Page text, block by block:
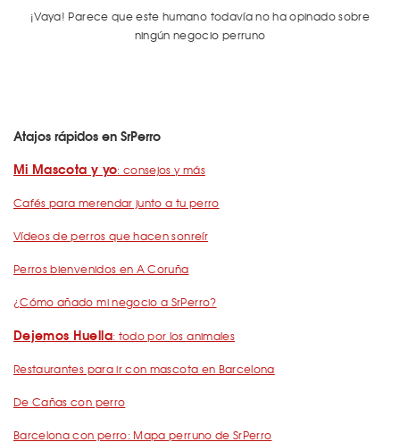
¡Vaya! Parece que este humano todavía no ha opinado sobre
ningún negocio perruno
Atajos rápidos en SrPerro
Mi Mascota y yo: consejos y más
Cafés para merendar junto a tu perro
Vídeos de perros que hacen sonreír
Perros bienvenidos en A Coruña
¿Cómo añado mi negocio a SrPerro?
Dejemos Huella: todo por los animales
Restaurantes para ir con mascota en Barcelona
De Cañas con perro
Barcelona con perro: Mapa perruno de SrPerro